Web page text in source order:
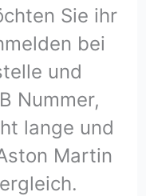
Sie ihr
bei
und
Nummer,
lange und
Martin